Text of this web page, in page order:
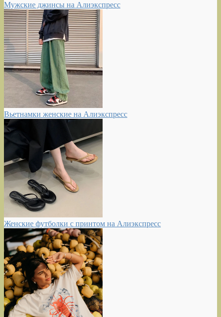
Мужские джинсы на Алиэкспресс
Вьетнамки женские на Алиэкспресс
Женские футболки с принтом на Алиэкспресс